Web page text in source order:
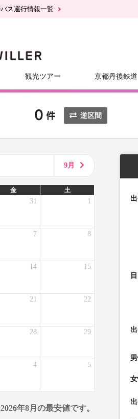
ス運行情報一覧
観光ツアー 京都丹後鉄道
逆区間
9月
金 土
31 1
7 8
14 15
21 22
28 29
4 5
年8月の最安値です。